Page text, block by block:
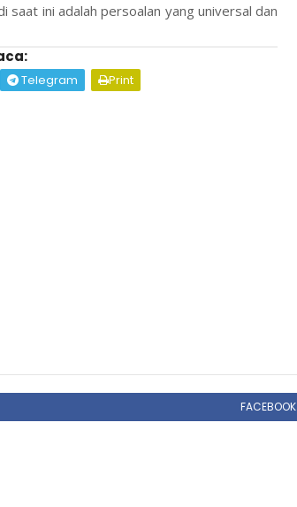
ini adalah persoalan yang universal dan
Telegram Print
FACEBOOK